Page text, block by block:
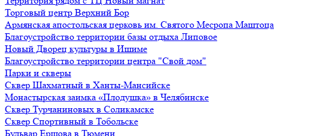
Торговый центр Верхний Бор
Армянская апостольская церковь им. Святого Месропа Маштоца
Благоустройство территории базы отдыха Липовое
Нoвый Двoрeц культуры в Ишимe
Благоустройство территории центра "Свой дом"
Парки и скверы
Сквер Шахматный в Ханты-Мансийске
Монастырская заимка «Плодушка» в Челябинске
Сквер Турчаниновых в Соликамске
Сквер Спортивный в Тобольске
Бульвар Ершова в Тюмени